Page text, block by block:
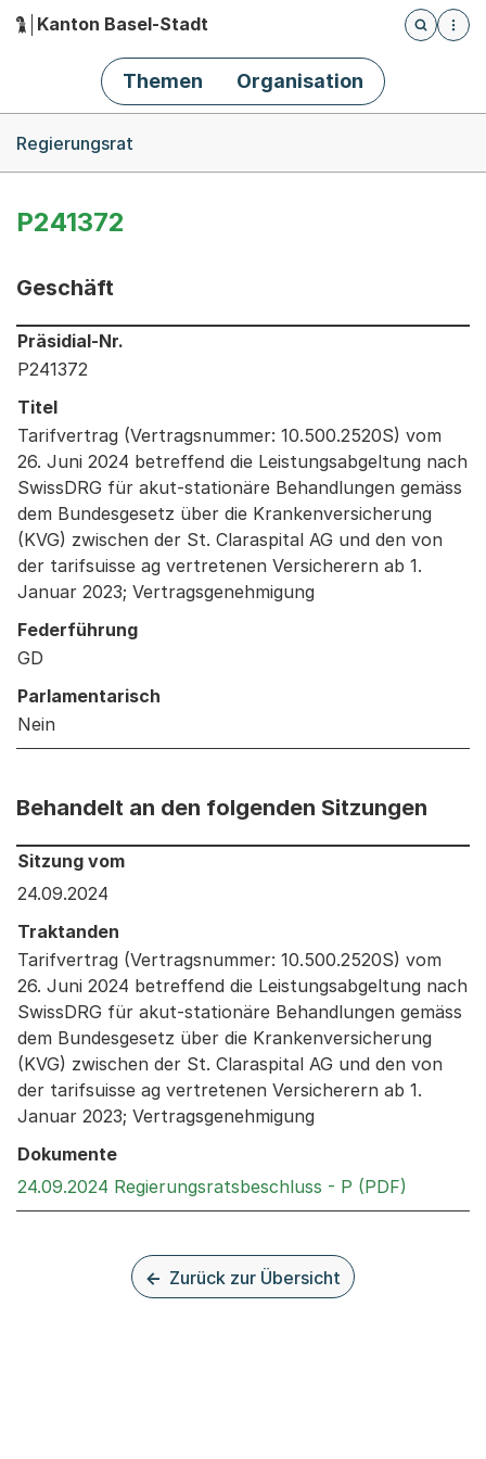
Hauptnavigation
Kanton Basel-Stadt
Öffnet
Themen Organisation
Regierungsrat
P241372
Geschäft
Informationen zum Ausgewählten Geschäft
Präsidial-Nr.
P241372
Titel
Tarifvertrag (Vertragsnummer: 10.500.2520S) vom
26. Juni 2024 betreffend die Leistungsabgeltung nach
SwissDRG für akut-stationäre Behandlungen gemäss
dem Bundesgesetz über die Krankenversicherung
(KVG) zwischen der St. Claraspital AG und den von
der tarifsuisse ag vertretenen Versicherern ab 1.
Januar 2023; Vertragsgenehmigung
Federführung
GD
Parlamentarisch
Nein
Behandelt an den folgenden Sitzungen
Behandelt an den folgenden Sitzungen: Informationen
Sitzung vom
24.09.2024
Traktanden
Tarifvertrag (Vertragsnummer: 10.500.2520S) vom
26. Juni 2024 betreffend die Leistungsabgeltung nach
SwissDRG für akut-stationäre Behandlungen gemäss
dem Bundesgesetz über die Krankenversicherung
(KVG) zwischen der St. Claraspital AG und den von
der tarifsuisse ag vertretenen Versicherern ab 1.
Januar 2023; Vertragsgenehmigung
Dokumente
24.09.2024 Regierungsratsbeschluss - P (PDF)
Zurück zur Übersicht